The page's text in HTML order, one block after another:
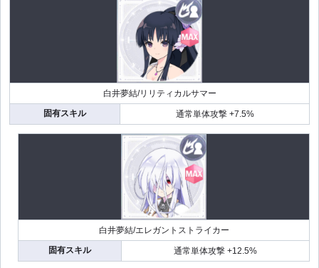
白井夢結/リリティカルサマー
固有スキル
通常単体攻撃 +7.5%
白井夢結/エレガントストライカー
固有スキル
通常単体攻撃 +12.5%